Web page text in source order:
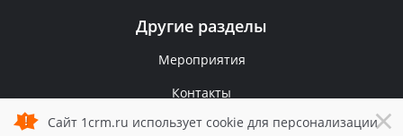
Сайт 1crm.ru использует cookie для персонализации×
Другие разделы
Мероприятия
Контакты